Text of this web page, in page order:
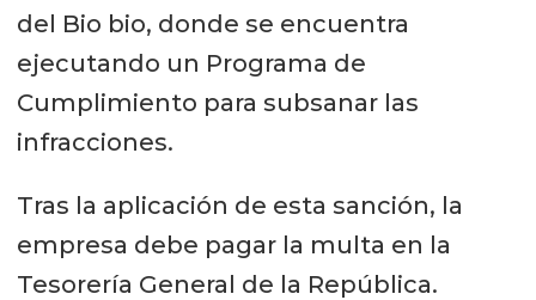
del Bio bio, donde se encuentra
ejecutando un Programa de
Cumplimiento para subsanar las
infracciones.
Tras la aplicación de esta sanción, la
empresa debe pagar la multa en la
Tesorería General de la República.